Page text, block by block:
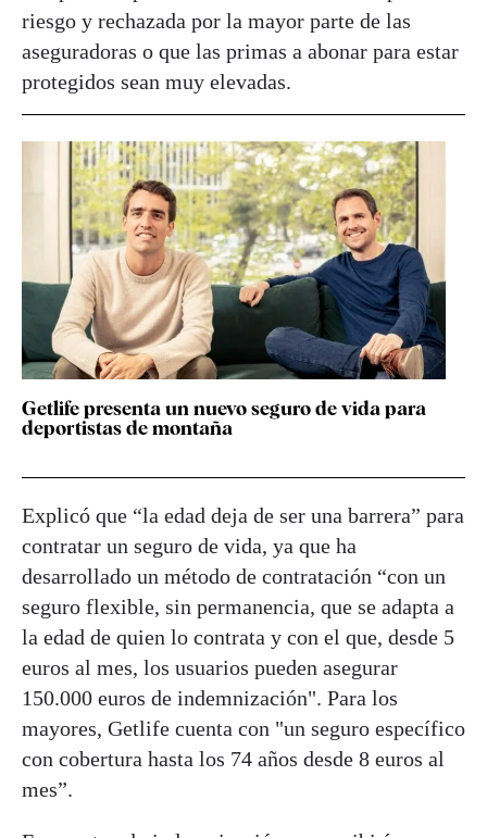
riesgo y rechazada por la mayor parte de las
aseguradoras o que las primas a abonar para estar
protegidos sean muy elevadas.
Getlife presenta un nuevo seguro de vida para
deportistas de montaña
Explicó que “la edad deja de ser una barrera” para
contratar un seguro de vida, ya que ha
desarrollado un método de contratación “con un
seguro flexible, sin permanencia, que se adapta a
la edad de quien lo contrata y con el que, desde 5
euros al mes, los usuarios pueden asegurar
150.000 euros de indemnización". Para los
mayores, Getlife cuenta con "un seguro específico
con cobertura hasta los 74 años desde 8 euros al
mes”.